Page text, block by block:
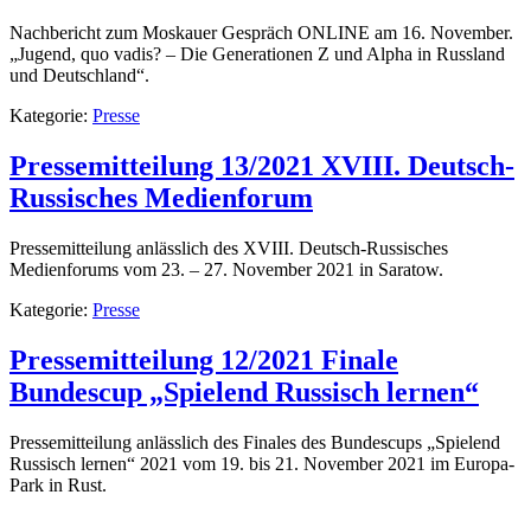
Nachbericht zum Moskauer Gespräch ONLINE am 16. November.
„Jugend, quo vadis? – Die Generationen Z und Alpha in Russland
und Deutschland“.
Kategorie: Presse
Pressemitteilung 13/2021 XVIII. Deutsch-
Russisches Medienforum
Pressemitteilung anlässlich des XVIII. Deutsch-Russisches
Medienforums vom 23. – 27. November 2021 in Saratow.
Kategorie: Presse
Pressemitteilung 12/2021 Finale
Bundescup „Spielend Russisch lernen“
Pressemitteilung anlässlich des Finales des Bundescups „Spielend
Russisch lernen“ 2021 vom 19. bis 21. November 2021 im Europa-
Park in Rust.